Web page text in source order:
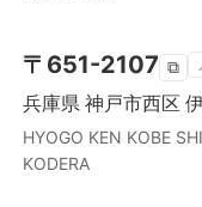
〒 651-2107 ⧉
兵庫県 神戸市西区
HYOGO KEN KOBE
KODERA